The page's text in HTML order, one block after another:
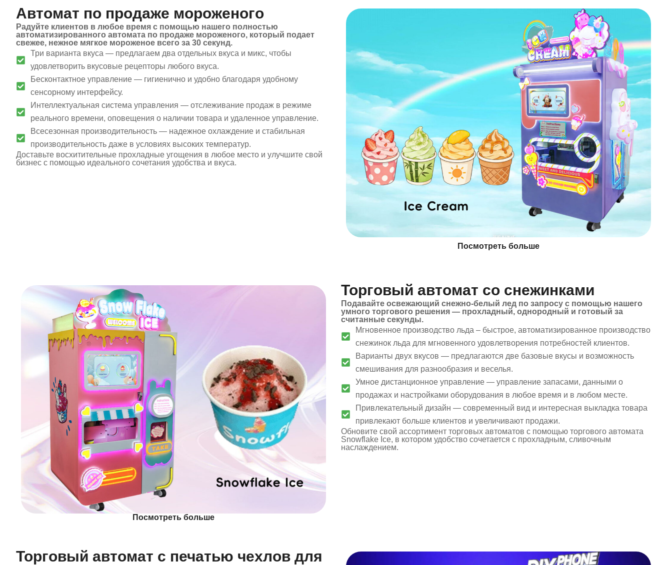
Автомат по продаже мороженого
Радуйте клиентов в любое время с помощью нашего полностью
автоматизированного автомата по продаже мороженого, который подает
свежее, нежное мягкое мороженое всего за 30 секунд.
Три варианта вкуса — предлагаем два отдельных вкуса и микс, чтобы
удовлетворить вкусовые рецепторы любого вкуса.
Бесконтактное управление — гигиенично и удобно благодаря удобному
сенсорному интерфейсу.
Интеллектуальная система управления — отслеживание продаж в режиме
реального времени, оповещения о наличии товара и удаленное управление.
Всесезонная производительность — надежное охлаждение и стабильная
производительность даже в условиях высоких температур.
Доставьте восхитительные прохладные угощения в любое место и улучшите свой
бизнес с помощью идеального сочетания удобства и вкуса.
Посмотреть больше
Посмотреть больше
Торговый автомат со снежинками
Подавайте освежающий снежно-белый лед по запросу с помощью нашего
умного торгового решения — прохладный, однородный и готовый за
считанные секунды.
Мгновенное производство льда – быстрое, автоматизированное производство
снежинок льда для мгновенного удовлетворения потребностей клиентов.
Варианты двух вкусов — предлагаются две базовые вкусы и возможность
смешивания для разнообразия и веселья.
Умное дистанционное управление — управление запасами, данными о
продажах и настройками оборудования в любое время и в любом месте.
Привлекательный дизайн — современный вид и интересная выкладка товара
привлекают больше клиентов и увеличивают продажи.
Обновите свой ассортимент торговых автоматов с помощью торгового автомата
Snowflake Ice, в котором удобство сочетается с прохладным, сливочным
наслаждением.
Торговый автомат с печатью чехлов для